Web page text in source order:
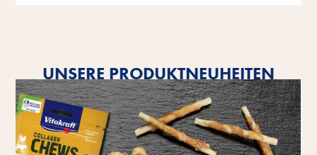
UNSERE PRODUKTNEUHEITEN